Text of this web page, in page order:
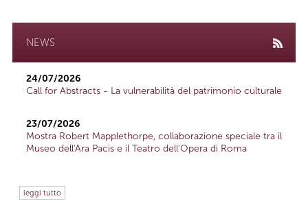
NEWS
24/07/2026
Call for Abstracts - La vulnerabilità del patrimonio culturale
23/07/2026
Mostra Robert Mapplethorpe, collaborazione speciale tra il
Museo dell'Ara Pacis e il Teatro dell'Opera di Roma
leggi tutto